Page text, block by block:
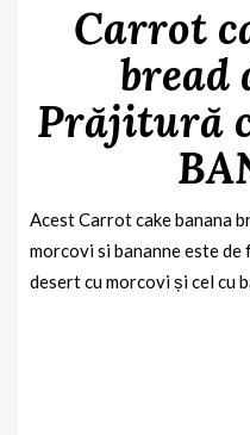
Carrot
bread
Prăjitură
Acest Carrot cake banana
morcovi si bananne este
desert cu morcovi și cel cu